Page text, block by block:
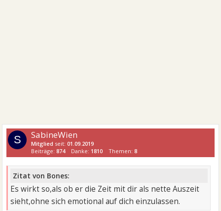
S SabineWien
Mitglied seit:01.09.2019
Beiträge:874 Danke: 1810 Themen:8
Zitat von Bones:
Es wirkt so,als ob er die Zeit mit dir als nette Auszeit
sieht,ohne sich emotional auf dich einzulassen.